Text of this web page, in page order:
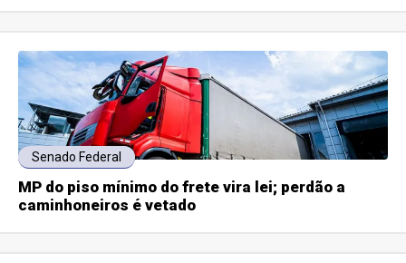
Senado Federal
MP do piso mínimo do frete vira lei; perdão a
caminhoneiros é vetado